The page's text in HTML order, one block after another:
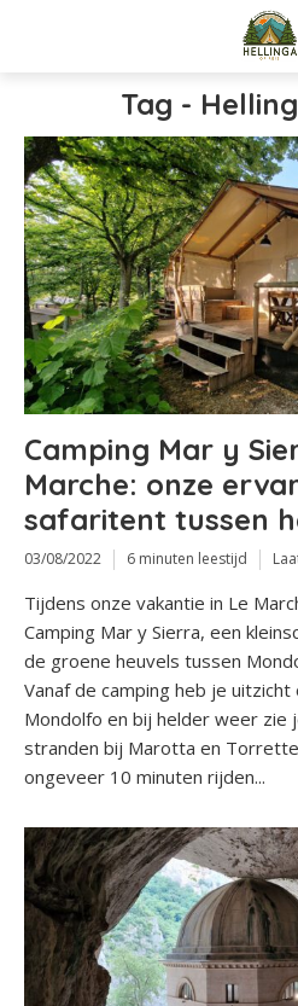
Tag -
Camping Mar y
Marche: onze
safaritent tussen
03/08/2022 6 minuten leestijd
Tijdens onze vakantie in Le
Camping Mar y Sierra, een
de groene heuvels tussen
Vanaf de camping heb je
Mondolfo en bij helder weer zie
stranden bij Marotta en
ongeveer 10 minuten rijden...